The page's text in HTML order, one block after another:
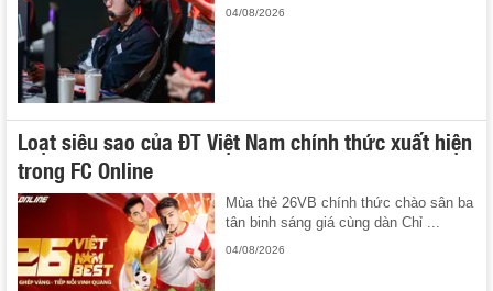
04/08/2026
Loạt siêu sao của ĐT Việt Nam chính thức xuất hiện
trong FC Online
Mùa thẻ 26VB chính thức chào sân ba
tân binh sáng giá cùng dàn Chỉ ...
04/08/2026